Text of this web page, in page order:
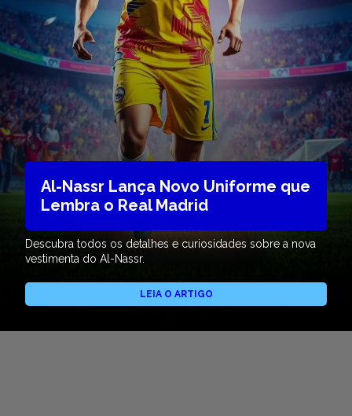
Al-Nassr Lança Novo Uniforme que
Lembra o Real Madrid
Descubra todos os detalhes e curiosidades sobre a nova
vestimenta do Al-Nassr.
LEIA O ARTIGO